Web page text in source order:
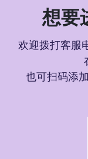
想要
欢迎拨打客服
也可扫码添